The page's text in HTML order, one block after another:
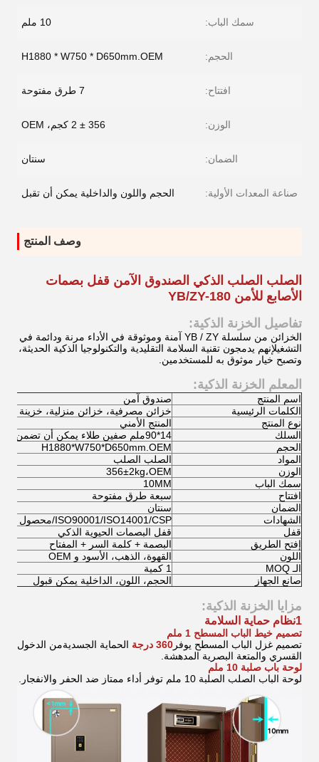
سمك الباب: 10 ملم
الحجم: H1880 * W750 * D650mm.OEM
افتتاح: 7 طرق مفتوحة
الوزن: 356 ± 2 كجم، OEM
الضمان: سنتان
صناعة المعدات الأولية: الحجم واللون والداخلية يمكن أن تقبل
وصف المنتج
الصلب الصلب الذكي الصندوق الآمن قفل بصمات
الأصابع للأمن YB/ZY-180
تفاصيل الخزنة الذكية:
الخزائن من سلسلة YB / ZY آمنة وموثوقة في الأداء مرنة ودائمة في
التشغيلإنهم يدمجون تقنية السلامة التقليدية والتكنولوجيا الذكية الحديثة،
وتصبح خيار موثوق به للمستخدمين.
المعلم الخزنة الذكية:
اسم المنتج
صندوق آمن
الكلمات الرئيسية
خزائن مصرفية، خزائن منزلية، خزينة
نوع المنتج
المنتج الأمني
السلك
14*90ملم صفين طلاء يمكن أن تضمن السلامة إلى 200٪
الحجم
H1880*W750*D650mm.OEM
المواد
الصلب الصلب
الوزن
356±2kg،OEM
سمك الباب
10MM
افتتاح
سبعة طرق مفتوحة
الضمان
سنتان
الشهادات
ISO90001/ISO14001/CSP/محصول على براءة اختراع
قفل
قفل البصمات الحيوية الذكي
إفتح الطريق
البصمة + كلمة السر + المفتاح
اللون
القهوة، الذهب، الأسود و OEM
الـ MOQ
1 كمية
صانع الجهاز
الحجم، اللون، الداخلية يمكن قبول
مزايا الخزنة الذكية:
1نظام حماية السلامة
تصميم خيط الباب المسطح 1 ملم
تصميم غزل الباب المسطح يوفر 360 درجة الحماية الجسديةمن الدخول
القسري والمتعة البصرية المدهشة.
لوحة باب صلبة 10 ملم
لوحة الباب الصلب الصلبة 10 ملم توفر أداء ممتاز ضد الحفر والانفجار.